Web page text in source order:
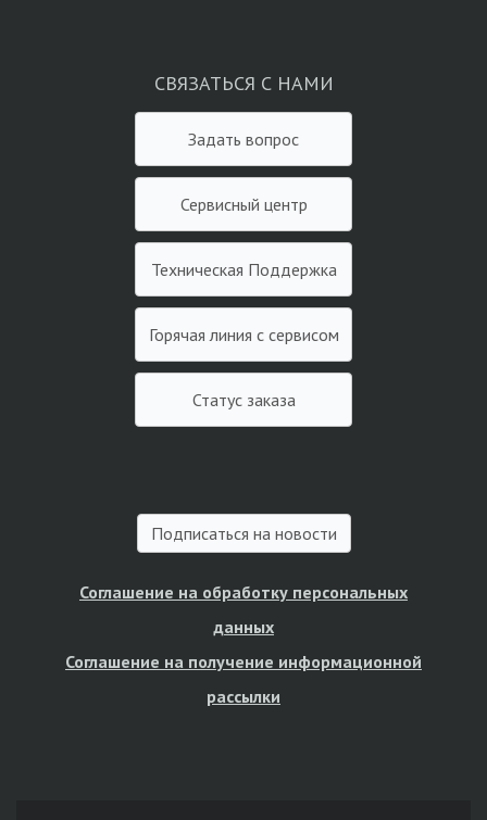
СВЯЗАТЬСЯ С НАМИ
Задать вопрос
Сервисный центр
Техническая Поддержка
Горячая линия с сервисом
Статус заказа
Подписаться на новости
Соглашение на обработку персональных
данных
Соглашение на получение информационной
рассылки